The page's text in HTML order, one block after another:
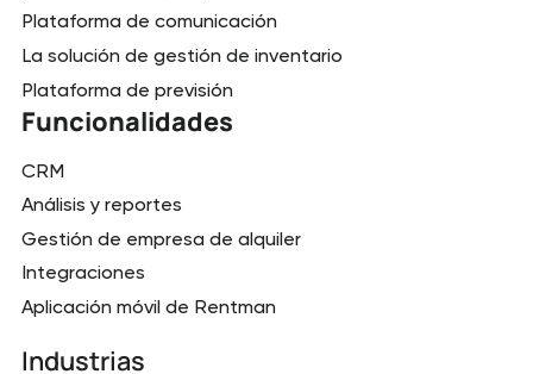
Plataforma de comunicación
La solución de gestión de inventario
Plataforma de previsión
Funcionalidades
CRM
Análisis y reportes
Gestión de empresa de alquiler
Integraciones
Aplicación móvil de Rentman
Industrias